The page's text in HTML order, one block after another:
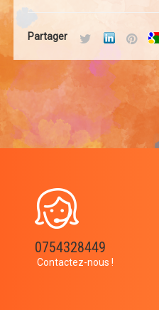
Partager
0754328449
Contactez-nous !